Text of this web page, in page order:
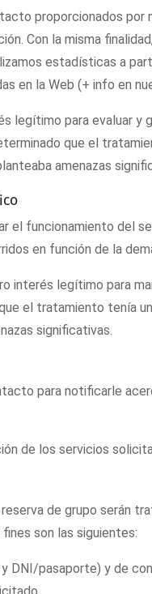
proporcionados por
Con la misma
estadísticas a
en la Web (+ info en
legítimo para evaluar
que el
amenazas
el funcionamiento del
en función de la
interés legítimo para
el tratamiento tenía
significativas.
para notificarle
de los servicios
de grupo serán
son las siguientes:
DNI/pasaporte) y de